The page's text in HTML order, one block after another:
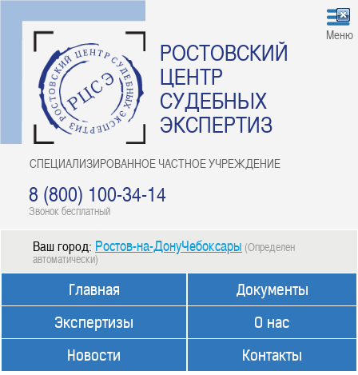
РОСТОВСКИЙ
ЦЕНТР
СУДЕБНЫХ
ЭКСПЕРТИЗ
СПЕЦИАЛИЗИРОВАННОЕ ЧАСТНОЕ УЧРЕЖДЕНИЕ
8 (800) 100-34-14
Звонок бесплатный
Меню
Ваш город: Ростов-на-ДонуЧебоксары (Определен
автоматически)
Главная
Экспертизы
Новости
Документы
О нас
Контакты